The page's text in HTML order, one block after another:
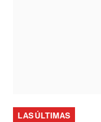
LAS ÚLTIMAS